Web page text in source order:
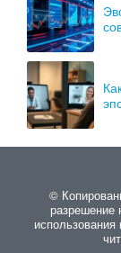
©
разрешение